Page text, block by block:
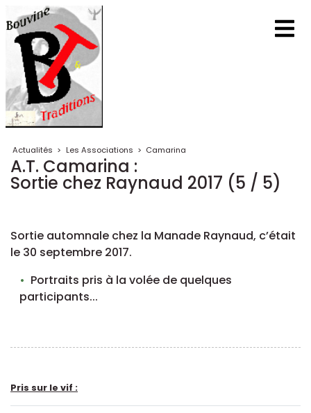
Actualités > Les Associations > Camarina
A.T. Camarina :
Sortie chez Raynaud 2017 (5 / 5)
Sortie automnale chez la Manade Raynaud, c’était
le 30 septembre 2017.
Portraits pris à la volée de quelques
participants...
Pris sur le vif :